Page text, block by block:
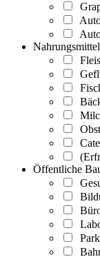
Nahrungsmittel
Öffentliche